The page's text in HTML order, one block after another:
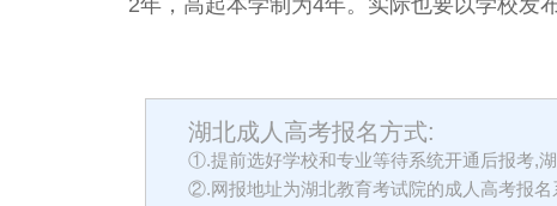
2年，高起本学制为4年。实际也要以学校发
湖北成人高考报名方式:
①.提前选好学校和专业等待系统开通后报考,
②.网报地址为湖北教育考试院的成人高考报名